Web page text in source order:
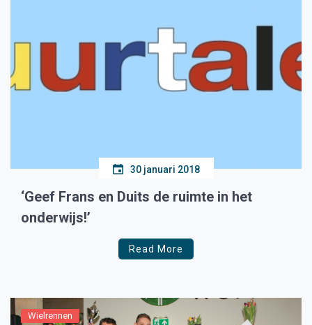
30 januari 2018
‘Geef Frans en Duits de ruimte in het
onderwijs!’
Read More
Wielrennen